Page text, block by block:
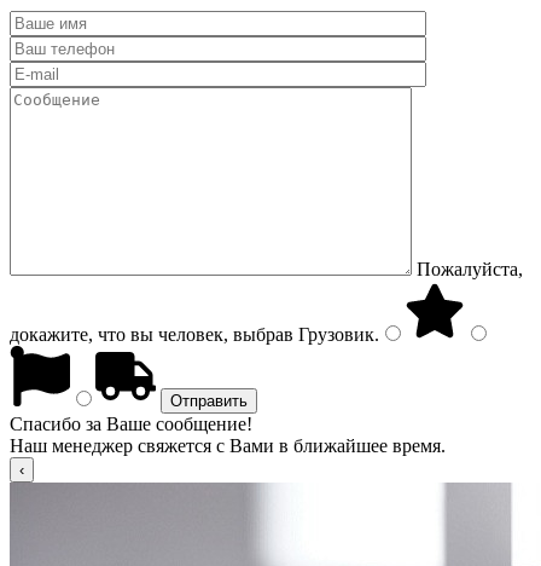
Пожалуйста,
докажите, что вы человек, выбрав Грузовик.
Спасибо за Ваше сообщение!
Наш менеджер свяжется с Вами в ближайшее время.